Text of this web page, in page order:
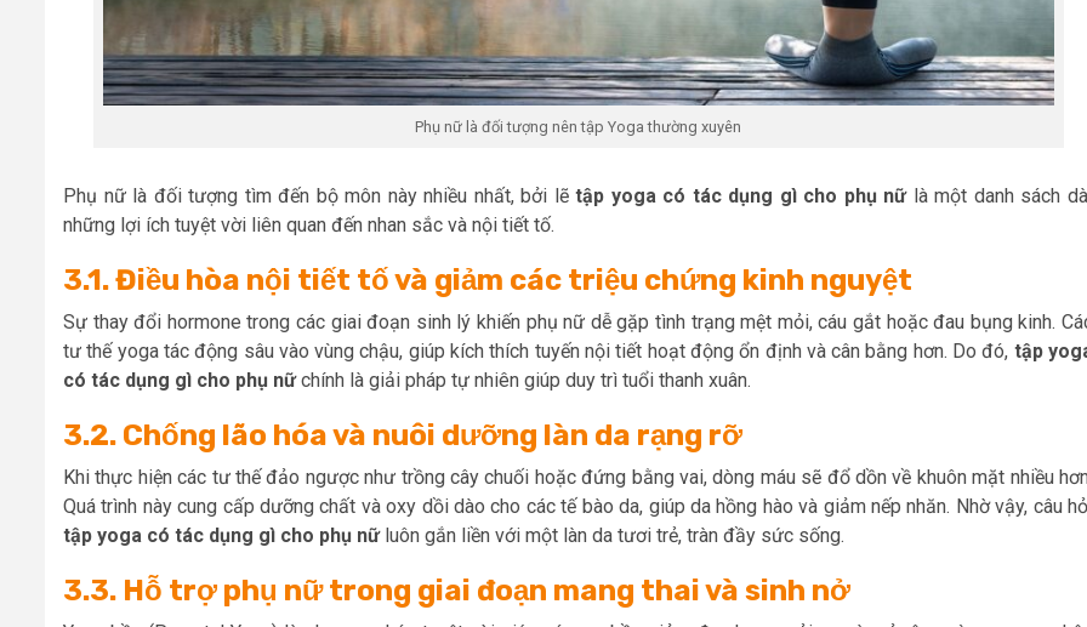
Phụ nữ là đối tượng nên tập Yoga thường xuyên
Phụ nữ là đối tượng tìm đến bộ môn này nhiều nhất, bởi lẽtập yoga có tác dụng gì cho phụ nữlà một danh sách
những lợi ích tuyệt vời liên quan đến nhan sắc và nội tiết tố.
3.1. Điều hòa nội tiết tố và giảm các triệu chứng kinh nguyệt
Sự thay đổi hormone trong các giai đoạn sinh lý khiến phụ nữ dễ gặp tình trạng mệt mỏi, cáu gắt hoặc đau bụng kinh.
tư thế yoga tác động sâu vào vùng chậu, giúp kích thích tuyến nội tiết hoạt động ổn định và cân bằng hơn. Do đó, tập
có tác dụng gì cho phụ nữchính là giải pháp tự nhiên giúp duy trì tuổi thanh xuân.
3.2. Chống lão hóa và nuôi dưỡng làn da rạng rỡ
Khi thực hiện các tư thế đảo ngược như trồng cây chuối hoặc đứng bằng vai, dòng máu sẽ đổ dồn về khuôn mặt nhiều
Quá trình này cung cấp dưỡng chất và oxy dồi dào cho các tế bào da, giúp da hồng hào và giảm nếp nhăn. Nhờ vậy, câu
tập yoga có tác dụng gì cho phụ nữluôn gắn liền với một làn da tươi trẻ, tràn đầy sức sống.
3.3. Hỗ trợ phụ nữ trong giai đoạn mang thai và sinh nở